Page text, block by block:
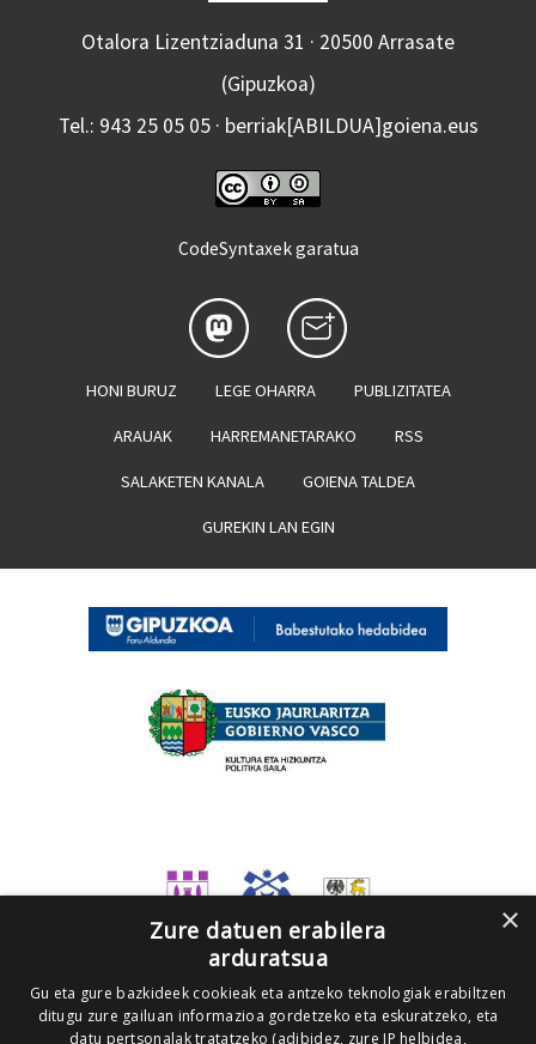
Otalora Lizentziaduna 31 · 20500 Arrasate
(Gipuzkoa)
Tel.: 943 25 05 05 · berriak[ABILDUA]goiena.eus
CodeSyntaxek garatua
HONI BURUZ LEGE OHARRA PUBLIZITATEA
ARAUAK HARREMANETARAKO RSS
SALAKETEN KANALA GOIENA TALDEA
GUREKIN LAN EGIN
×
Zure datuen erabilera
arduratsua
Gu eta gure bazkideek cookieak eta antzeko teknologiak erabiltzen
ditugu zure gailuan informazioa gordetzeko eta eskuratzeko, eta
datu pertsonalak tratatzeko (adibidez, zure IP helbidea,